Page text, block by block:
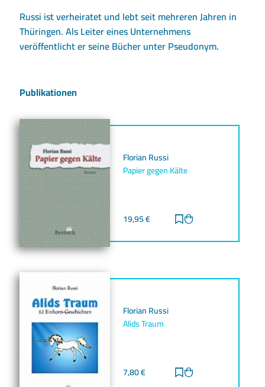
Russi ist verheiratet und lebt seit mehreren Jahren in
Thüringen. Als Leiter eines Unternehmens
veröffentlicht er seine Bücher unter Pseudonym.
Publikationen
Florian Russi
Papier gegen Kälte
19,95€ Zur Merkliste
Florian Russi
Alids Traum
7,80€ Zur Merkliste